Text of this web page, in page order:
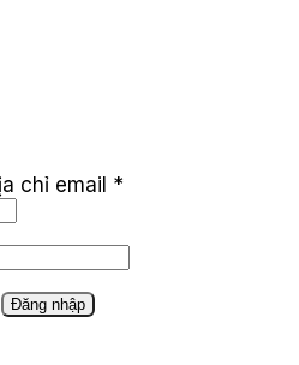
chỉ email *
Đăng nhập